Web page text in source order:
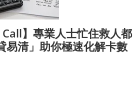
Call】專業人士忙住救人都
易清」助你極速化解卡數